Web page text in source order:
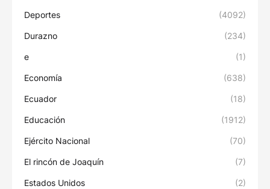
Deportes (4092)
Durazno (234)
e (1)
Economía (638)
Ecuador (18)
Educación (1912)
Ejército Nacional (70)
El rincón de Joaquín (7)
Estados Unidos (2)